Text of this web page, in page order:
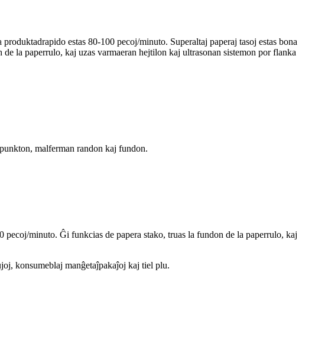
estas 80-100 pecoj/minuto. Superaltaj paperaj tasoj estas bona
la paperrulo, kaj uzas varmaeran hejtilon kaj ultrasonan sistemon por flanka
malferman randon kaj fundon.
minuto. Ĝi funkcias de papera stako, truas la fundon de la paperrulo, kaj
konsumeblaj manĝetaĵpakaĵoj kaj tiel plu.